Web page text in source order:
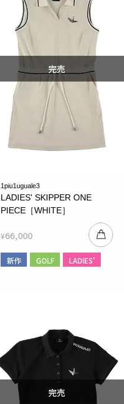
1piu1uguale3
LADIES' SKIPPER ONE
PIECE［WHITE］
¥66,000
新作 GOLF LADIES'